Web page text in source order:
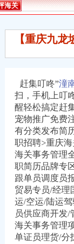
海关
【重庆九
赶集叮咚”潼
扫，手机上叮
醒轻松搞定赶
宠物推广免费
有分类发布简
职招聘>重庆
海关事务管理
职简历品牌专
跟单员调度员
贸易专员/经理
运/空运/陆运
员供应商开发
海关事务管理
单证员理货/分